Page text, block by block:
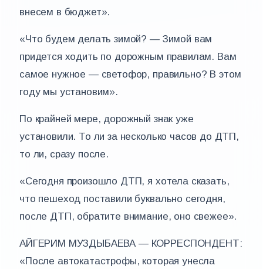
внесем в бюджет».
«Что будем делать зимой? — Зимой вам
придется ходить по дорожным правилам. Вам
самое нужное — светофор, правильно? В этом
году мы установим».
По крайней мере, дорожный знак уже
установили. То ли за несколько часов до ДТП,
то ли, сразу после.
«Сегодня произошло ДТП, я хотела сказать,
что пешеход поставили буквально сегодня,
после ДТП, обратите внимание, оно свежее».
АЙГЕРИМ МУЗДЫБАЕВА — КОРРЕСПОНДЕНТ:
«После автокатастрофы, которая унесла